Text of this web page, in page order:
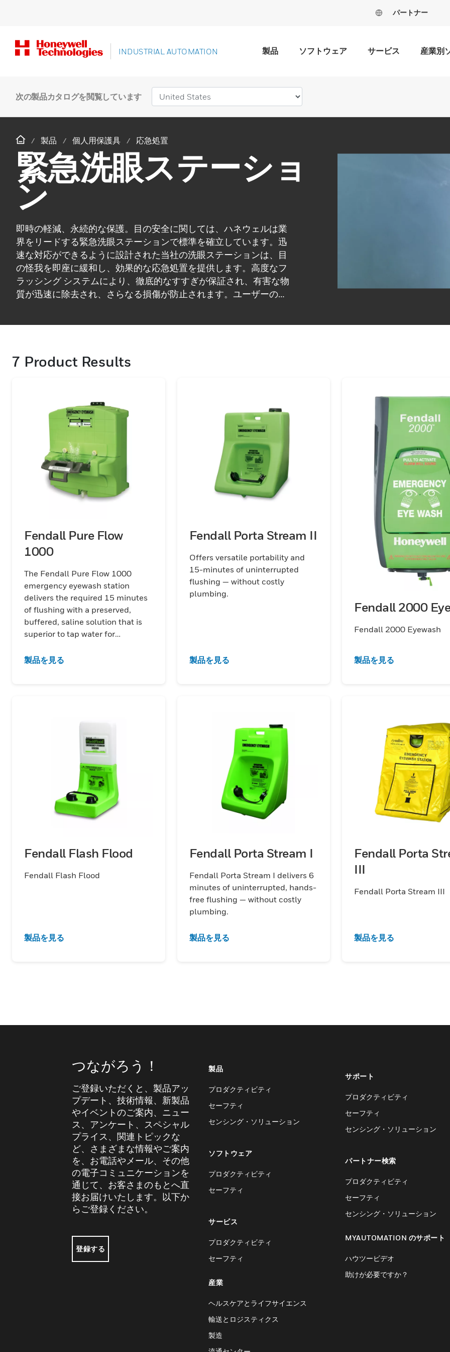
パートナー
INDUSTRIAL AUTOMATION 製品 ソフトウェア サービス 産業別
次の製品カタログを閲覧しています
製品 個人用保護具 応急処置
緊急洗眼ステーショ
ン
即時の軽減、永続的な保護。目の安全に関しては、ハネウェルは業
界をリードする緊急洗眼ステーションで標準を確立しています。迅
速な対応ができるように設計された当社の洗眼ステーションは、目
の怪我を即座に緩和し、効果的な応急処置を提供します。高度なフ
ラッシング システムにより、徹底的なすすぎが保証され、有害な物
質が迅速に除去され、さらなる損傷が防止されます。ユーザーの快
ョンは安全インフラの重要なコンポーネントです。当社の洗眼ステ
ンを職場に設置してください。安全性と革新性に対するハネウェル
の献身的な取り組みを利用して、瞬時の救済と永続的な保護を実現
してください。
7 Product Results
Fendall Pure Flow
1000
The Fendall Pure Flow 1000
emergency eyewash station
delivers the required 15 minutes
of flushing with a preserved,
buffered, saline solution that is
superior to tap water for
製品を見る
Fendall Porta Stream II
Offers versatile portability and
15-minutes of uninterrupted
flushing — without costly
plumbing.
製品を見る
Fendall 2000
Fendall 2000 Eyewash
製品を見る
Fendall Flash Flood
Fendall Flash Flood
製品を見る
Fendall Porta Stream I
Fendall Porta Stream I delivers 6
minutes of uninterrupted, hands-
free flushing — without costly
plumbing.
製品を見る
Fendall Porta
III
Fendall Porta Stream III
製品を見る
つながろう！
ご登録いただくと、製品アッ
プデート、技術情報、新製品
やイベントのご案内、ニュー
ス、アンケート、スペシャル
プライス、関連トピックな
ど、さまざまな情報やご案内
を、お電話やメール、その他
の電子コミュニケーションを
通じて、お客さまのもとへ直
接お届けいたします。以下か
らご登録ください。
登録する
製品
プロダクティビティ
セーフティ
センシング・ソリューション
ソフトウェア
プロダクティビティ
セーフティ
サービス
プロダクティビティ
セーフティ
産業
ヘルスケアとライフサイエンス
輸送とロジスティクス
製造
サポート
プロダクティビティ
セーフティ
センシング・ソリューション
パートナー検索
プロダクティビティ
セーフティ
センシング・ソリューション
MYAUTOMATION のサポート
ハウツービデオ
助けが必要ですか？